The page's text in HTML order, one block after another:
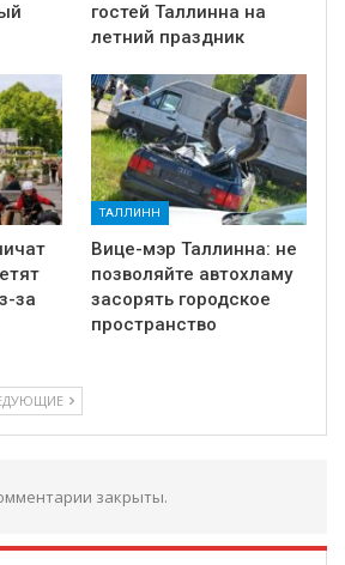
гостей Таллинна на
летний праздник
за
ТАЛЛИНН
Вице-мэр Таллинна: не
позволяйте автохламу
засорять городское
пространство
закрыты.